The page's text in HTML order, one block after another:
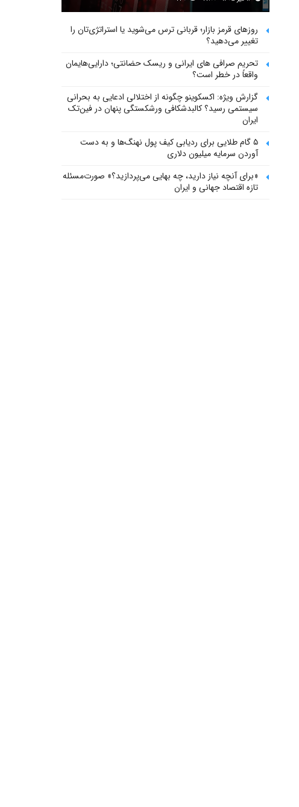
روزهای قرمز بازار؛ قربانی ترس می‌شوید یا استراتژی‌تان را
تغییر می‌دهید؟
تحریم صرافی های ایرانی و ریسک حضانتی؛ دارایی‌هایمان
واقعاً در خطر است؟
گزارش ویژه: اکسکوینو چگونه از اختلالی ادعایی به بحرانی
سیستمی رسید؟ کالبدشکافی ورشکستگی پنهان در فین‌تک
ایران
۵ گام طلایی برای ردیابی کیف پول‌ نهنگ‌ها و به دست
آوردن سرمایه میلیون دلاری
«برای آنچه نیاز دارید، چه بهایی می‌پردازید؟» صورت‌مسئله
تازه اقتصاد جهانی و ایران